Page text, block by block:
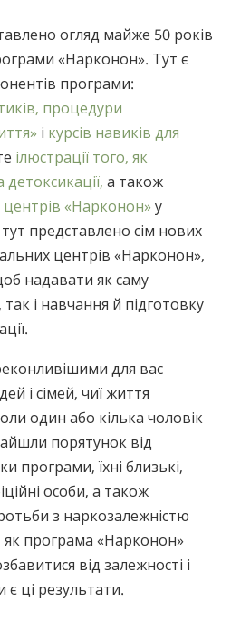
огляд майже 50 років
«Нарконон». Тут є
програми:
процедури
і курсів навиків для
ілюстрації того, як
а також
центрів «Нарконон» у
представлено сім нових
центрів «Нарконон»,
надавати як саму
так і навчання й підготовку
для вас
і сімей, чиї життя
один або кілька чоловік
порятунок від
програми, їхні близькі,
особи, а також
з наркозалежністю
програма «Нарконон»
від залежності і
є ці результати.